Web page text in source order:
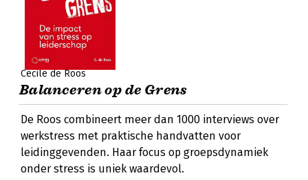
Cecile de Roos
Balanceren op de Grens
De Roos combineert meer dan 1000 interviews over
werkstress met praktische handvatten voor
leidinggevenden. Haar focus op groepsdynamiek
onder stress is uniek waardevol.